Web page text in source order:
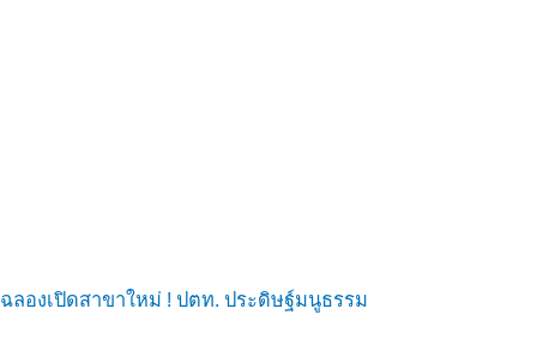
ฉลองเปิดสาขาใหม่ ! ปตท. ประดิษฐ์มนูธรรม